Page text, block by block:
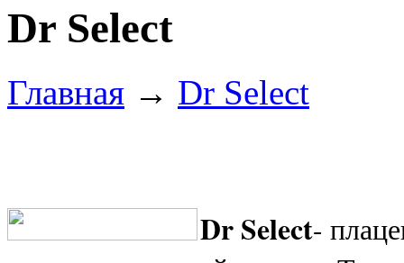
Dr Select
Главная → Dr Select
Dr Select-